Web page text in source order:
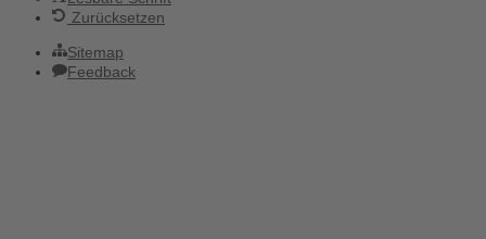
Zurücksetzen
Sitemap
Feedback